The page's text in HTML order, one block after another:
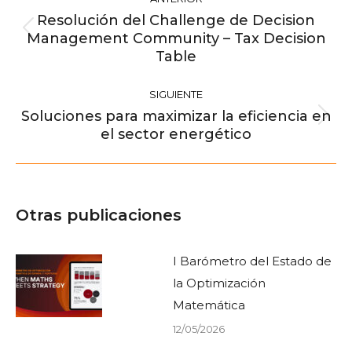
publicaciones
Publicación
anterior:
Resolución del Challenge de Decision
Management Community – Tax Decision
Table
SIGUIENTE
Publicación
siguiente:
Soluciones para maximizar la eficiencia en
el sector energético
Otras publicaciones
I Barómetro del Estado de
la Optimización
Matemática
12/05/2026